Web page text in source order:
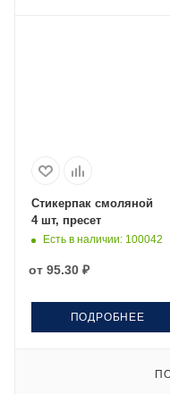
Стикерпак смоляной
4 шт, пресет
Есть в наличии: 100042
от 95.30 ₽
ПОДРОБНЕЕ